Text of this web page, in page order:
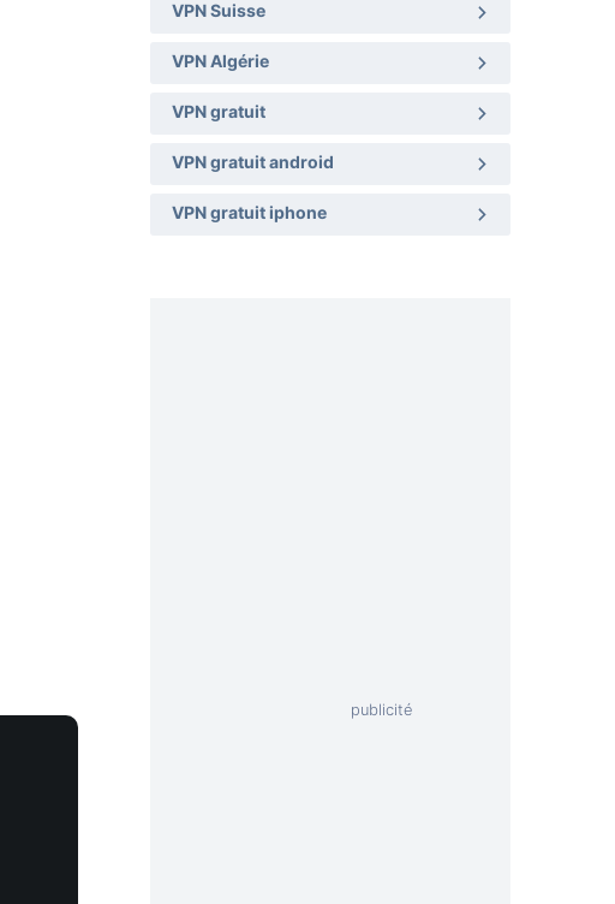
VPN Suisse
VPN Algérie
VPN gratuit
VPN gratuit android
VPN gratuit iphone